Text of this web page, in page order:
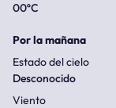
00ºC
Por la mañana
Estado del cielo
Desconocido
Viento